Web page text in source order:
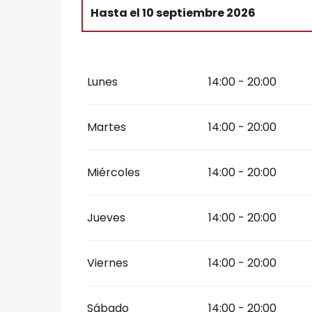
Hasta el10 septiembre 2026
Lunes 14:00 - 20:00
Martes 14:00 - 20:00
Miércoles 14:00 - 20:00
Jueves 14:00 - 20:00
Viernes 14:00 - 20:00
Sábado 14:00 - 20:00